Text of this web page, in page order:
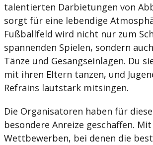
talentierten Darbietungen von
sorgt für eine lebendige
Fußballfeld wird nicht nur zum
spannenden Spielen, sondern
Tänze und Gesangseinlagen. Du
mit ihren Eltern tanzen, und
Refrains lautstark mitsingen.
Die Organisatoren haben für
besondere Anreize geschaffen. Mit
Wettbewerben, bei denen die